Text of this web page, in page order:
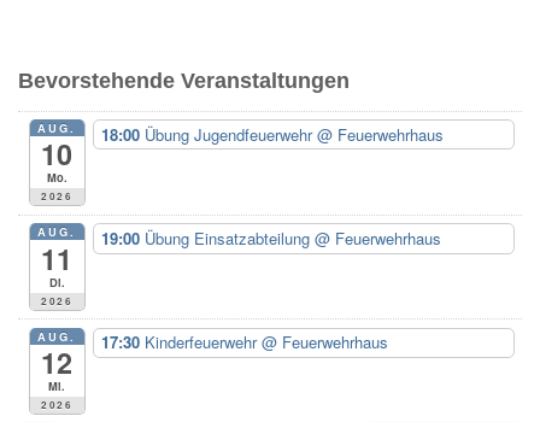
n
n
:
Bevorstehende Veranstaltungen
AUG.
10
Mo.
2026
18:00 Übung Jugendfeuerwehr@ Feuerwehrhaus
AUG.
11
Di.
2026
19:00 Übung Einsatzabteilung @ Feuerwehrhaus
AUG.
12
Mi.
2026
17:30 Kinderfeuerwehr@ Feuerwehrhaus